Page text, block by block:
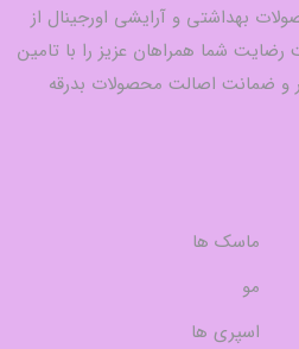
بهداشتی و آرایشی اورجینال از
رضایت شما همراهان عزیز را با تامین
و ضمانت اصالت محصولات بدرقه
ماسک ها
مو
اسپری ها